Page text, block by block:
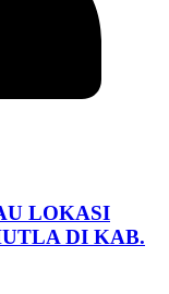
LOKASI
DI KAB.